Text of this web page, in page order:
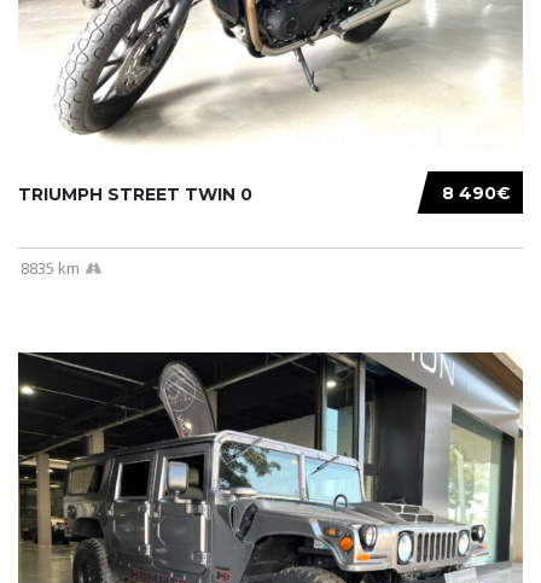
8 490€
TRIUMPH STREET TWIN 0
8835 km